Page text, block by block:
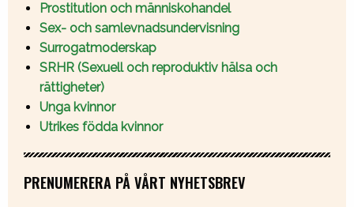
Prostitution och människohandel
Sex- och samlevnadsundervisning
Surrogatmoderskap
SRHR (Sexuell och reproduktiv hälsa och
rättigheter)
Unga kvinnor
Utrikes födda kvinnor
PRENUMERERA PÅ VÅRT NYHETSBREV